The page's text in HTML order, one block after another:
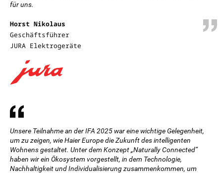
für uns.
Horst Nikolaus
Geschäftsführer
JURA Elektrogeräte
Unsere Teilnahme an der IFA 2025 war eine wichtige Gelegenheit,
um zu zeigen, wie Haier Europe die Zukunft des intelligenten
Wohnens gestaltet. Unter dem Konzept „Naturally Connected“
haben wir ein Ökosystem vorgestellt, in dem Technologie,
Nachhaltigkeit und Individualisierung zusammenkommen, um